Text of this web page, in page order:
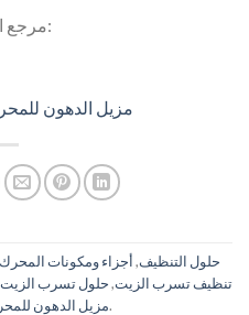
مرجع الرابط الداخلي إلى النطاق الحالي:
مزيل الدهون
حلول التنظيف, أجزاء ومكونات المحرك
تنظيف تسرب الزيت,حلول تسرب الزيت
مزيل الدهون.